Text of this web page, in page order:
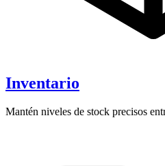
Inventario
Mantén niveles de stock precisos